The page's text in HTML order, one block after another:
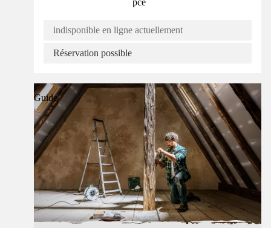
pce
indisponible en ligne actuellement
Réservation possible
Guide